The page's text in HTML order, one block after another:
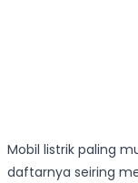
Mobil listrik paling
daftarnya seiring